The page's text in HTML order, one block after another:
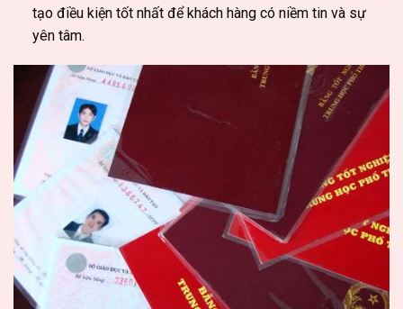
tạo điều kiện tốt nhất để khách hàng có niềm tin và sự
yên tâm.